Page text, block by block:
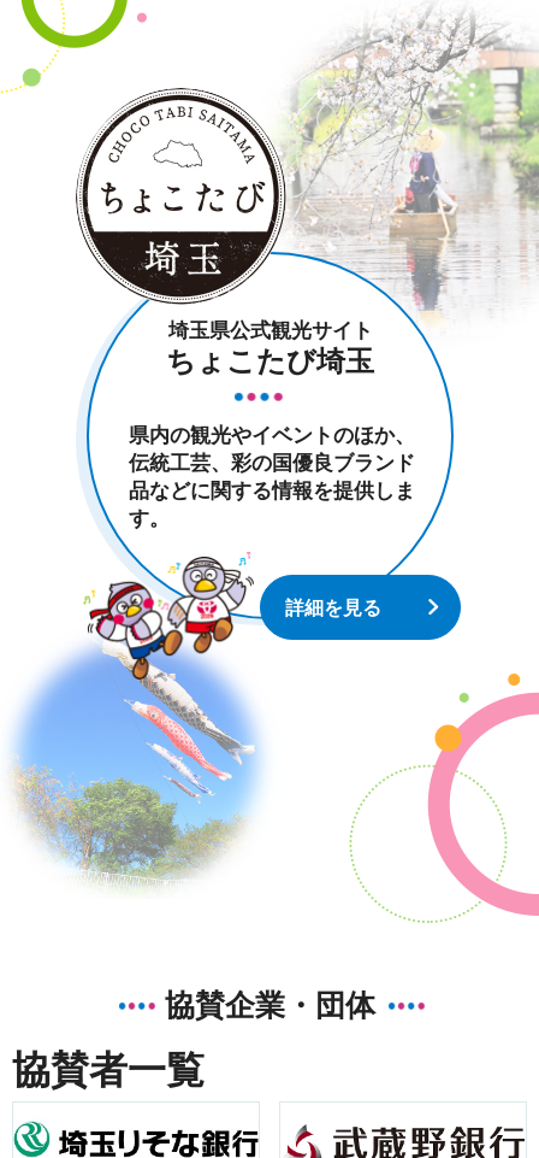
埼玉県公式観光サイト
ちょこたび埼玉
県内の観光やイベントのほか、
伝統工芸、彩の国優良ブランド
品などに関する情報を提供しま
す。
詳細を見る
協賛企業・団体
協賛者一覧